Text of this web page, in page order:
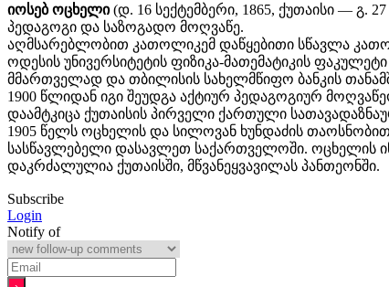
იოსებ ოცხელი(დ. 16 სექტემბერი, 1865, ქუთაისი ― გ.
პედაგოგი და საზოგადო მოღვაწე.
აღმსარებლობით კათოლიკემ დაწყებითი სწავლა
ოდესის უნივერსიტეტის ფიზიკა-მათემატიკის
მმართველად და თბილისის სახელმწიფო ბანკის
1900 წლიდან იგი შეუდგა აქტიურ პედაგოგიურ
დაამტკიცა ქუთაისის პირველი ქართული
1905 წელს ოცხელის და სილოვან ხუნდაძის
სასწავლებელი დასავლეთ საქართველოში. ოცხელის
დაკრძალულია ქუთაისში, მწვანეყვავილას პანთეონში.
Subscribe
Login
Notify of